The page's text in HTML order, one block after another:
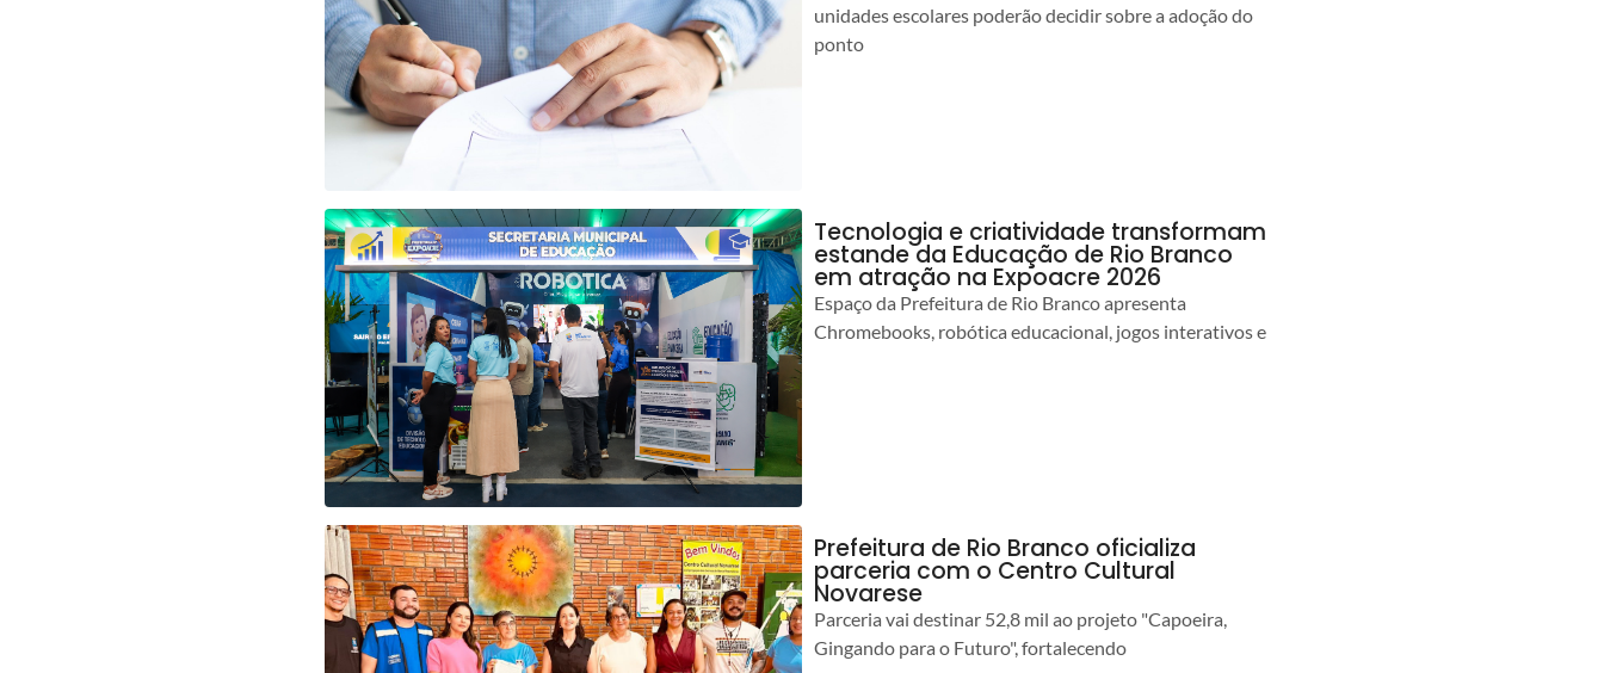
unidades escolares poderão decidir sobre a adoção do
ponto
Tecnologia e criatividade transformam
estande da Educação de Rio Branco
em atração na Expoacre 2026
Espaço da Prefeitura de Rio Branco apresenta
Chromebooks, robótica educacional, jogos interativos e
Prefeitura de Rio Branco oficializa
parceria com o Centro Cultural
Novarese
Parceria vai destinar 52,8 mil ao projeto "Capoeira,
Gingando para o Futuro", fortalecendo